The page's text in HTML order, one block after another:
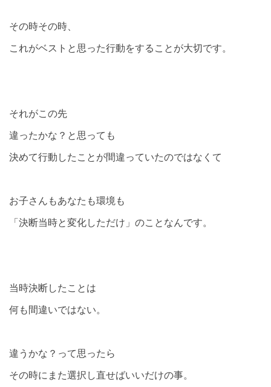
その時その時、
これがベストと思った行動をすることが大切です。
それがこの先
違ったかな？と思っても
決めて行動したことが間違っていたのではなくて
お子さんもあなたも環境も
「決断当時と変化しただけ」のことなんです。
当時決断したことは
何も間違いではない。
違うかな？って思ったら
その時にまた選択し直せばいいだけの事。